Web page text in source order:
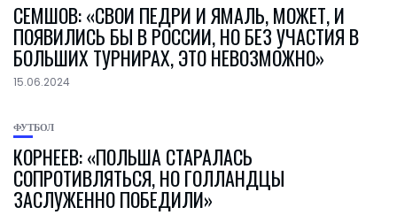
СЕМШОВ: «СВОИ ПЕДРИ И ЯМАЛЬ, МОЖЕТ, И
ПОЯВИЛИСЬ БЫ В РОССИИ, НО БЕЗ УЧАСТИЯ В
БОЛЬШИХ ТУРНИРАХ, ЭТО НЕВОЗМОЖНО»
15.06.2024
ФУТБОЛ
КОРНЕЕВ: «ПОЛЬША СТАРАЛАСЬ
СОПРОТИВЛЯТЬСЯ, НО ГОЛЛАНДЦЫ
ЗАСЛУЖЕННО ПОБЕДИЛИ»